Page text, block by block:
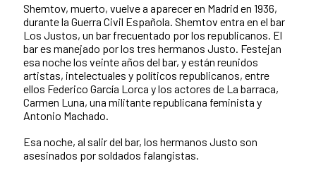
Shemtov, muerto, vuelve a aparecer en Madrid en 1936,
durante la Guerra Civil Española. Shemtov entra en el bar
Los Justos, un bar frecuentado por los republicanos. El
bar es manejado por los tres hermanos Justo. Festejan
esa noche los veinte años del bar, y están reunidos
artistas, intelectuales y políticos republicanos, entre
ellos Federico García Lorca y los actores de La barraca,
Carmen Luna, una militante republicana feminista y
Antonio Machado.
Esa noche, al salir del bar, los hermanos Justo son
asesinados por soldados falangistas.